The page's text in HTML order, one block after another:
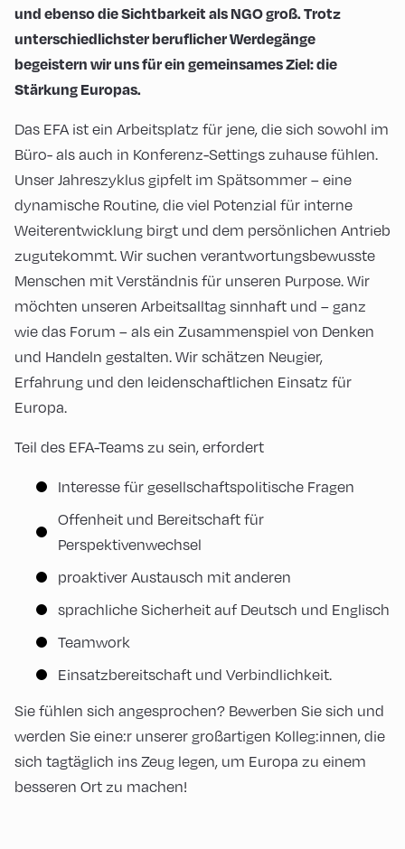
und ebenso die Sichtbarkeit als NGO groß. Trotz
unterschiedlichster beruflicher Werdegänge
begeistern wir uns für ein gemeinsames Ziel: die
Stärkung Europas.
Das EFA ist ein Arbeitsplatz für jene, die sich sowohl im
Büro- als auch in Konferenz-Settings zuhause fühlen.
Unser Jahreszyklus gipfelt im Spätsommer – eine
dynamische Routine, die viel Potenzial für interne
Weiterentwicklung birgt und dem persönlichen Antrieb
zugutekommt. Wir suchen verantwortungsbewusste
Menschen mit Verständnis für unseren Purpose. Wir
möchten unseren Arbeitsalltag sinnhaft und – ganz
wie das Forum – als ein Zusammenspiel von Denken
und Handeln gestalten. Wir schätzen Neugier,
Erfahrung und den leidenschaftlichen Einsatz für
Europa.
Teil des EFA-Teams zu sein, erfordert
Interesse für gesellschaftspolitische Fragen
Offenheit und Bereitschaft für
Perspektivenwechsel
proaktiver Austausch mit anderen
sprachliche Sicherheit auf Deutsch und Englisch
Teamwork
Einsatzbereitschaft und Verbindlichkeit.
Sie fühlen sich angesprochen? Bewerben Sie sich und
werden Sie eine:r unserer großartigen Kolleg:innen, die
sich tagtäglich ins Zeug legen, um Europa zu einem
besseren Ort zu machen!